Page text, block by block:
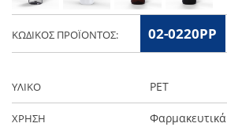
ΥΛΙΚΟ PET
ΧΡΗΣΗ Φαρμακευτικά
ΚΩΔΙΚΌΣ ΠΡΟΪΌΝΤΟΣ: 02-0220PP